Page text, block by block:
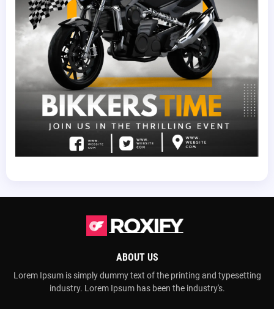
ABOUT US
Lorem Ipsum is simply dummy text of the printing and typesetting
industry. Lorem Ipsum has been the industry's.